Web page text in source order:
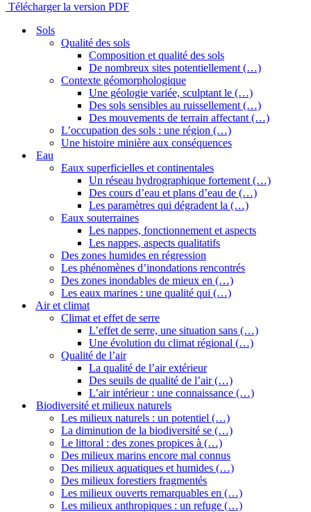
Télécharger la version PDF
Sols
Qualité des sols
Composition et qualité des sols
De nombreux sites potentiellement (…)
Contexte géomorphologique
Une géologie variée, sculptant le (…)
Des sols sensibles au ruissellement (…)
Des mouvements de terrain affectant (…)
L’occupation des sols : une région (…)
Une histoire minière aux conséquences
Eau
Eaux superficielles et continentales
Un réseau hydrographique fortement (…)
Des cours d’eau et plans d’eau de (…)
Les paramètres qui dégradent la (…)
Eaux souterraines
Les nappes, fonctionnement et aspects
Les nappes, aspects qualitatifs
Des zones humides en régression
Les phénomènes d’inondations rencontrés
Des zones inondables de mieux en (…)
Les eaux marines : une qualité qui (…)
Air et climat
Climat et effet de serre
L’effet de serre, une situation sans (…)
Une évolution du climat régional (…)
Qualité de l’air
La qualité de l’air extérieur
Des seuils de qualité de l’air (…)
L’air intérieur : une connaissance (…)
Biodiversité et milieux naturels
Les milieux naturels : un potentiel (…)
La diminution de la biodiversité se (…)
Le littoral : des zones propices à (…)
Des milieux marins encore mal connus
Des milieux aquatiques et humides (…)
Des milieux forestiers fragmentés
Les milieux ouverts remarquables en (…)
Les milieux anthropiques : un refuge (…)